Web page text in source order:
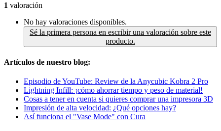
1 valoración
No hay valoraciones disponibles.
Sé la primera persona en escribir una valoración sobre este
producto.
Artículos de nuestro blog:
Episodio de YouTube: Review de la Anycubic Kobra 2 Pro
Lightning Infill: ¡cómo ahorrar tiempo y peso de material!
Cosas a tener en cuenta si quieres comprar una impresora 3D
Impresión de alta velocidad: ¿Qué opciones hay?
Así funciona el "Vase Mode" con Cura